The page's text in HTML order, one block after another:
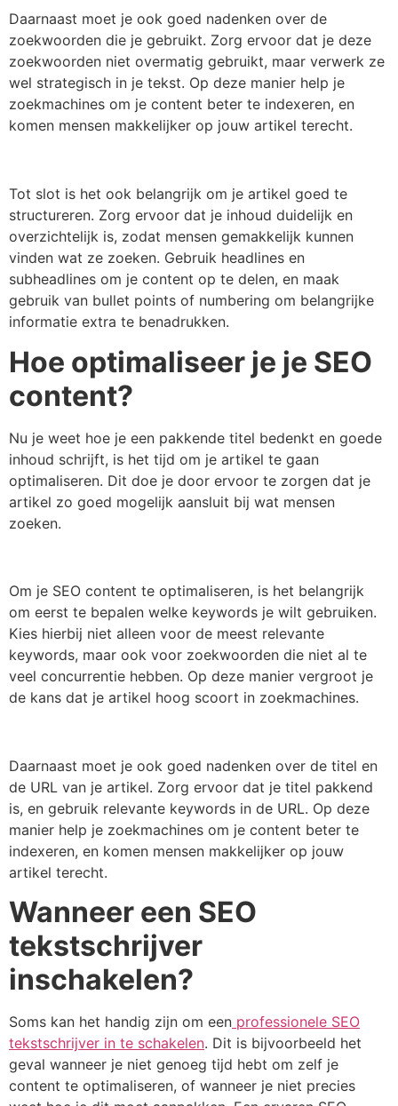
Daarnaast moet je ook goed nadenken over de
zoekwoorden die je gebruikt. Zorg ervoor dat je deze
zoekwoorden niet overmatig gebruikt, maar verwerk ze
wel strategisch in je tekst. Op deze manier help je
zoekmachines om je content beter te indexeren, en
komen mensen makkelijker op jouw artikel terecht.
Tot slot is het ook belangrijk om je artikel goed te
structureren. Zorg ervoor dat je inhoud duidelijk en
overzichtelijk is, zodat mensen gemakkelijk kunnen
vinden wat ze zoeken. Gebruik headlines en
subheadlines om je content op te delen, en maak
gebruik van bullet points of numbering om belangrijke
informatie extra te benadrukken.
Hoe optimaliseer je je SEO
content?
Nu je weet hoe je een pakkende titel bedenkt en goede
inhoud schrijft, is het tijd om je artikel te gaan
optimaliseren. Dit doe je door ervoor te zorgen dat je
artikel zo goed mogelijk aansluit bij wat mensen
zoeken.
Om je SEO content te optimaliseren, is het belangrijk
om eerst te bepalen welke keywords je wilt gebruiken.
Kies hierbij niet alleen voor de meest relevante
keywords, maar ook voor zoekwoorden die niet al te
veel concurrentie hebben. Op deze manier vergroot je
de kans dat je artikel hoog scoort in zoekmachines.
Daarnaast moet je ook goed nadenken over de titel en
de URL van je artikel. Zorg ervoor dat je titel pakkend
is, en gebruik relevante keywords in de URL. Op deze
manier help je zoekmachines om je content beter te
indexeren, en komen mensen makkelijker op jouw
artikel terecht.
Wanneer een SEO
tekstschrijver
inschakelen?
Soms kan het handig zijn om een professionele SEO
tekstschrijver in te schakelen. Dit is bijvoorbeeld het
geval wanneer je niet genoeg tijd hebt om zelf je
content te optimaliseren, of wanneer je niet precies